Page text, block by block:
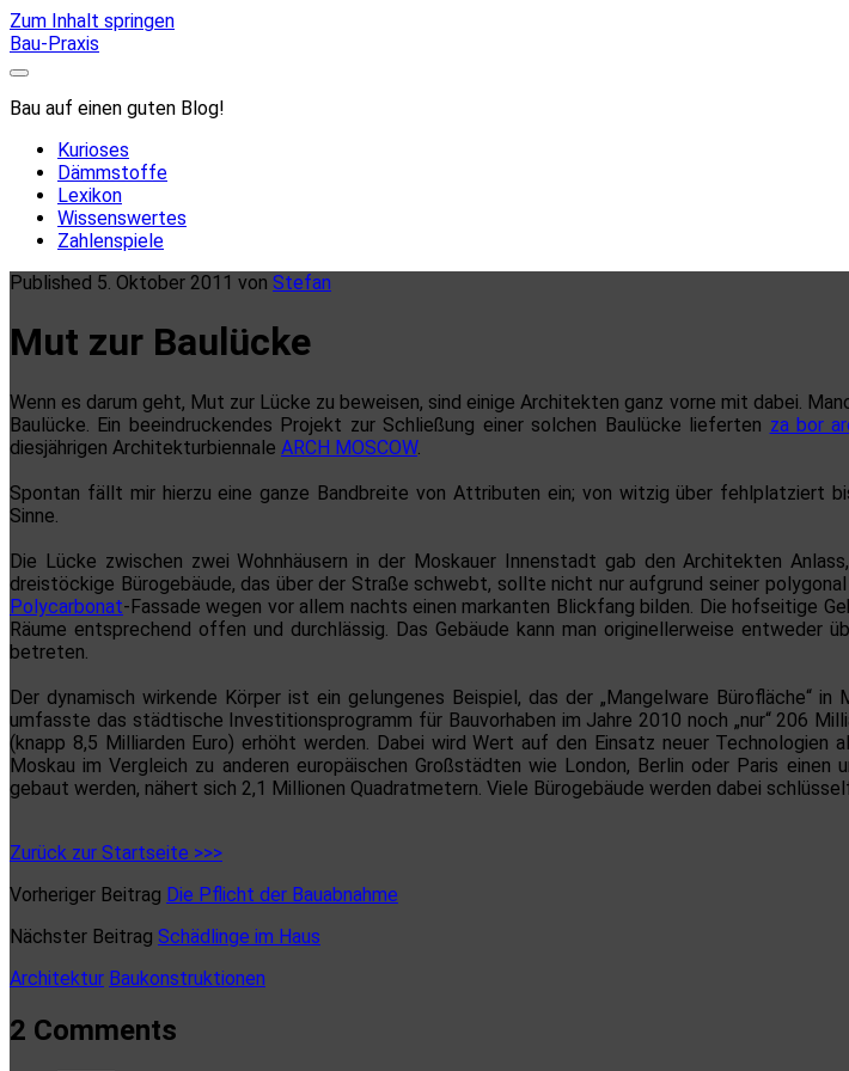
Zum Inhalt springen
Bau-Praxis
Bau auf einen guten Blog!
Kurioses
Dämmstoffe
Lexikon
Wissenswertes
Zahlenspiele
Published 5. Oktober 2011 von Stefan
Mut zur Baulücke
Wenn es darum geht, Mut zur Lücke zu beweisen, sind einige Architekten ganz vorne mit dabei.
Baulücke. Ein beeindruckendes Projekt zur Schließung einer solchen Baulücke lieferten za bor
diesjährigen Architekturbiennale ARCH MOSCOW.
Spontan fällt mir hierzu eine ganze Bandbreite von Attributen ein; von witzig über fehlplatziert
Sinne.
Die Lücke zwischen zwei Wohnhäusern in der Moskauer Innenstadt gab den Architekten
dreistöckige Bürogebäude, das über der Straße schwebt, sollte nicht nur aufgrund seiner
Polycarbonat-Fassade wegen vor allem nachts einen markanten Blickfang bilden. Die hofseitige
Räume entsprechend offen und durchlässig. Das Gebäude kann man originellerweise
betreten.
Der dynamisch wirkende Körper ist ein gelungenes Beispiel, das der „Mangelware
umfasste das städtische Investitionsprogramm für Bauvorhaben im Jahre 2010 noch „nur“ 206
(knapp 8,5 Milliarden Euro) erhöht werden. Dabei wird Wert auf den Einsatz neuer
Moskau im Vergleich zu anderen europäischen Großstädten wie London, Berlin oder Paris
gebaut werden, nähert sich 2,1 Millionen Quadratmetern. Viele Bürogebäude werden dabei
Zurück zur Startseite >>>
Vorheriger Beitrag Die Pflicht der Bauabnahme
Nächster Beitrag Schädlinge im Haus
Architektur Baukonstruktionen
2 Comments